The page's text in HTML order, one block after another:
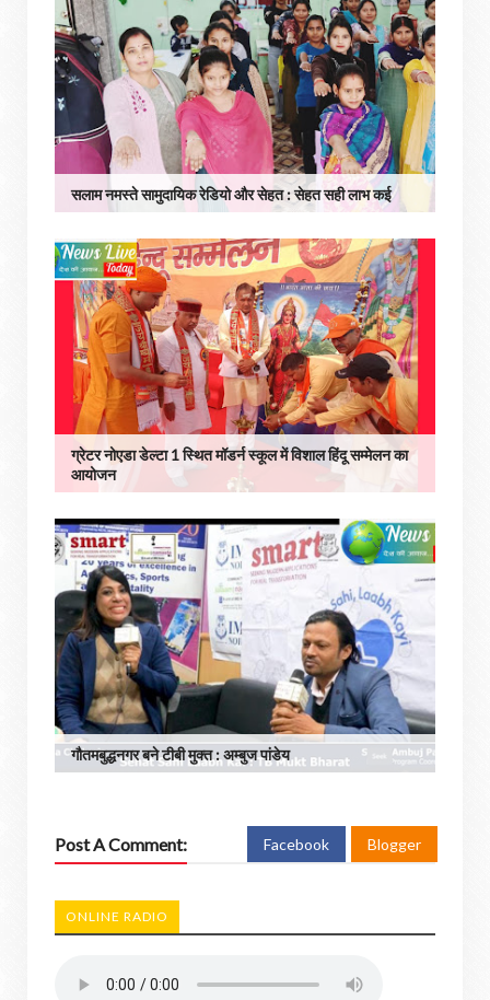
सलाम नमस्ते सामुदायिक रेडियो और सेहत : सेहत सही लाभ कई
ग्रेटर नोएडा डेल्टा 1 स्थित मॉडर्न स्कूल में विशाल हिंदू सम्मेलन का
आयोजन
गौतमबुद्धनगर बने टीबी मुक्त : अम्बुज पांडेय
Post A Comment: Facebook Blogger
ONLINE RADIO